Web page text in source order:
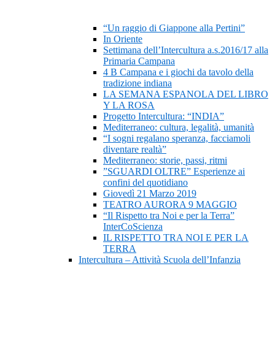
“Un raggio di Giappone alla Pertini”
In Oriente
Settimana dell’Intercultura a.s.2016/17 alla
Primaria Campana
4 B Campana e i giochi da tavolo della
tradizione indiana
LA SEMANA ESPANOLA DEL LIBRO
Y LA ROSA
Progetto Intercultura: “INDIA”
Mediterraneo: cultura, legalità, umanità
“I sogni regalano speranza, facciamoli
diventare realtà”
Mediterraneo: storie, passi, ritmi
”SGUARDI OLTRE” Esperienze ai
confini del quotidiano
Giovedì 21 Marzo 2019
TEATRO AURORA 9 MAGGIO
“Il Rispetto tra Noi e per la Terra”
InterCoScienza
IL RISPETTO TRA NOI E PER LA
TERRA
Intercultura – Attività Scuola dell’Infanzia